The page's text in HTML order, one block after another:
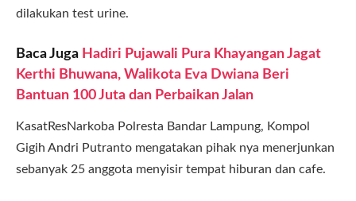
dilakukan test urine.
Baca Juga Hadiri Pujawali Pura Khayangan Jagat
Kerthi Bhuwana, Walikota Eva Dwiana Beri
Bantuan 100 Juta dan Perbaikan Jalan
KasatResNarkoba Polresta Bandar Lampung, Kompol
Gigih Andri Putranto mengatakan pihak nya menerjunkan
sebanyak 25 anggota menyisir tempat hiburan dan cafe.